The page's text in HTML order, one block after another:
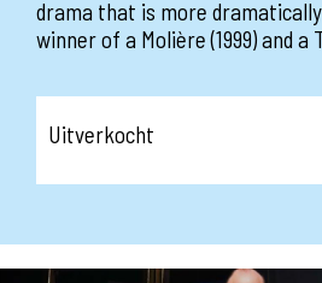
drama that is more
winner of a Molière (1999) and a
Uitverkocht